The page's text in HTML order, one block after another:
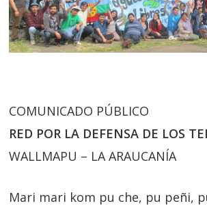
COMUNICADO PÚBLICO
RED POR LA DEFENSA DE LOS
WALLMAPU – LA ARAUCANÍA
Mari mari kom pu che, pu peñi,